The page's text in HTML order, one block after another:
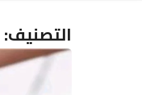
التصنيف: